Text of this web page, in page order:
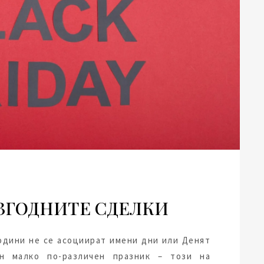
СДЕЛКИ
не се асоциират имени дни или Денят
малко по-различен празник – този на